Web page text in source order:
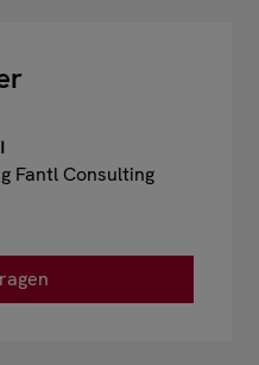
Fantl Consulting